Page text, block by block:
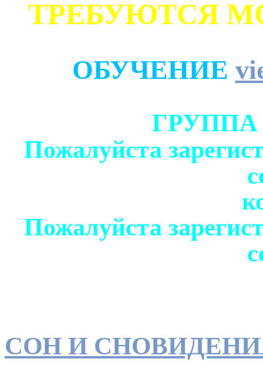
ТРЕБУЮТСЯ
ОБУЧЕНИЕ
Пожалуйста
Пожалуйста
СОН И